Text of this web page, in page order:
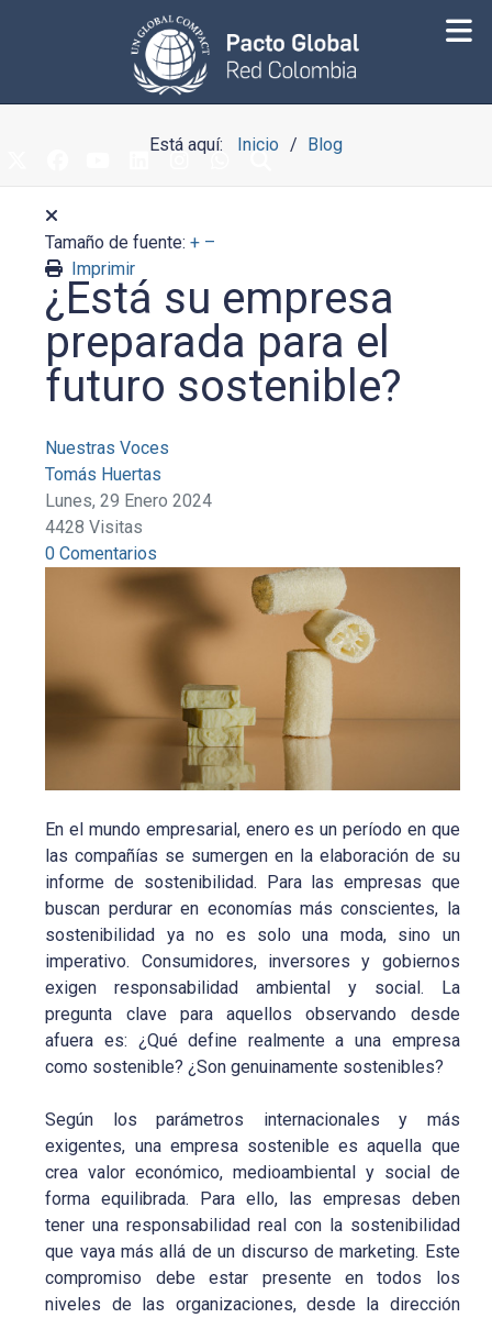
Está aquí: Inicio Blog
Tamaño de fuente: + –
Imprimir
¿Está su empresa
preparada para el
futuro sostenible?
Nuestras Voces
Tomás Huertas
Lunes, 29 Enero 2024
4428 Visitas
0 Comentarios
En el mundo empresarial, enero es un período en que
las compañías se sumergen en la elaboración de su
informe de sostenibilidad. Para las empresas que
buscan perdurar en economías más conscientes, la
sostenibilidad ya no es solo una moda, sino un
imperativo. Consumidores, inversores y gobiernos
exigen responsabilidad ambiental y social. La
pregunta clave para aquellos observando desde
afuera es: ¿Qué define realmente a una empresa
como sostenible? ¿Son genuinamente sostenibles?
Según los parámetros internacionales y más
exigentes, una empresa sostenible es aquella que
crea valor económico, medioambiental y social de
forma equilibrada. Para ello, las empresas deben
tener una responsabilidad real con la sostenibilidad
que vaya más allá de un discurso de marketing. Este
compromiso debe estar presente en todos los
niveles de las organizaciones, desde la dirección